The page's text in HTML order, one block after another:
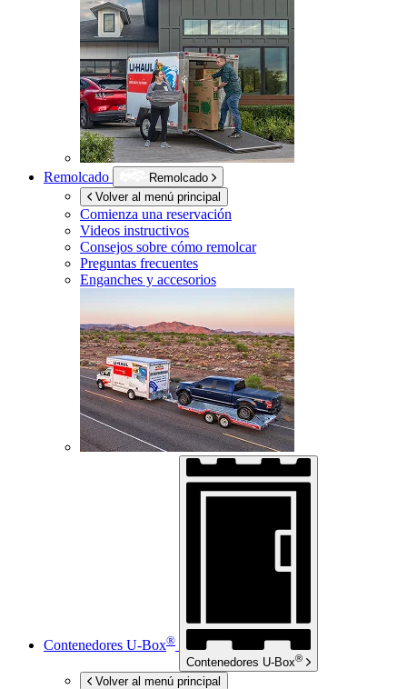
Remolcado
Remolcado
Volver al menú principal
Comienza una reservación
Videos instructivos
Consejos sobre cómo remolcar
Preguntas frecuentes
Enganches y accesorios
Contenedores U-Box®
Contenedores U-Box®
Volver al menú principal